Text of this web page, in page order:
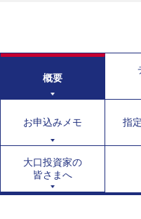
概要
お申込みメモ 指
大口投資家の
皆さまへ